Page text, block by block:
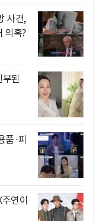
사건,
의혹?
된
품·피
연이